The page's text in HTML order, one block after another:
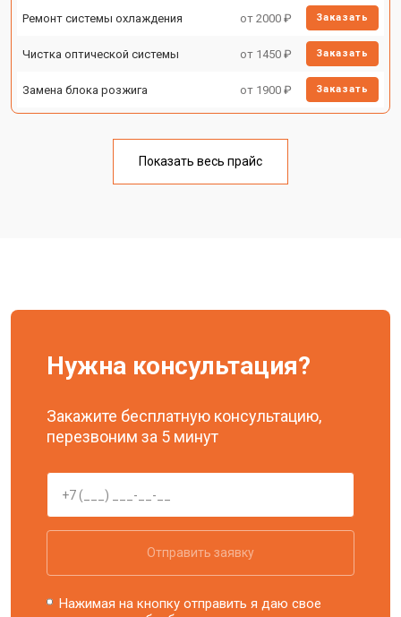
Ремонт системы охлаждения от 2000 ₽ Заказать
Чистка оптической системы от 1450 ₽ Заказать
Замена блока розжига от 1900 ₽ Заказать
Показать весь прайс
Нужна консультация?
Закажите бесплатную консультацию,
перезвоним за 5 минут
Отправить заявку
Нажимая на кнопку отправить я даю свое